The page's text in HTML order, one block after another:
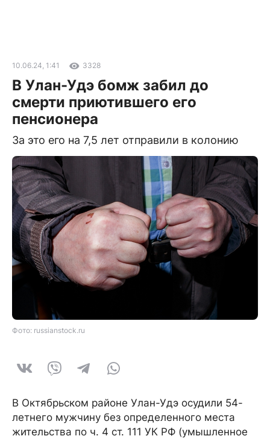
10.06.24, 1:41 3328
В Улан-Удэ бомж забил до
смерти приютившего его
пенсионера
За это его на 7,5 лет отправили в колонию
Фото: russianstock.ru
В Октябрьском районе Улан-Удэ осудили 54-
летнего мужчину без определенного места
жительства по ч. 4 ст. 111 УК РФ (умышленное